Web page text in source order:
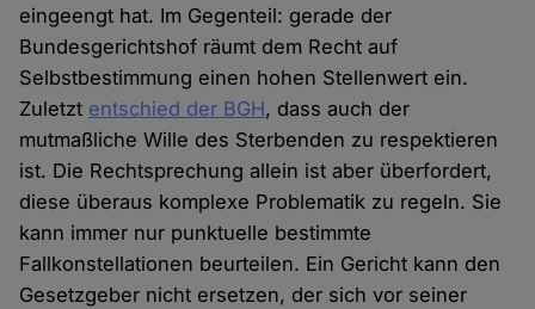
eingeengt hat. Im Gegenteil: gerade der
Bundesgerichtshof räumt dem Recht auf
Selbstbestimmung einen hohen Stellenwert ein.
Zuletzt entschied der BGH, dass auch der
mutmaßliche Wille des Sterbenden zu respektieren
ist. Die Rechtsprechung allein ist aber überfordert,
diese überaus komplexe Problematik zu regeln. Sie
kann immer nur punktuelle bestimmte
Fallkonstellationen beurteilen. Ein Gericht kann den
Gesetzgeber nicht ersetzen, der sich vor seiner